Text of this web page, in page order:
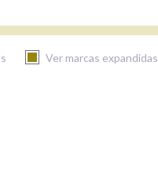
Ver marcas expandidas